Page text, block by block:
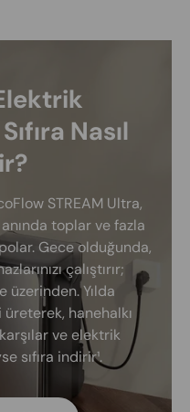
Nasıl
STREAM Ultra,
toplar ve fazla
Gece olduğunda,
çalıştırır;
üzerinden. Yılda
hanehalkı
ve elektrik
sıfıra indirir¹.